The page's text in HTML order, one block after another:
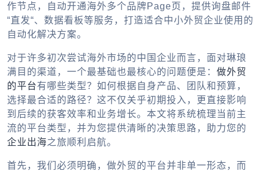
作节点，自动开通海外多个品牌Page页，提供询盘邮件
“直发“、数据看板等服务，打造适合中小外贸企业使用的
自动化解决方案。
对于许多初次尝试海外市场的中国企业而言，面对琳琅
满目的渠道，一个最基础也最核心的问题便是： 做外贸
的平台有哪些类型？如何根据自身产品、团队和预算，
选择最合适的路径？这不仅关乎初期投入，更直接影响
到后续的获客效率和业务增长。本文将系统梳理当前主
流的平台类型，并为您提供清晰的决策思路，助力您的
企业出海之旅顺利启航。
首先，我们必须明确， 做外贸的平台并非单一形态，而